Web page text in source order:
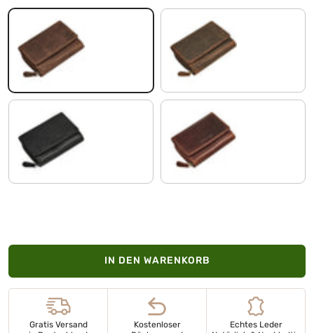
mittel - braun kreta - braun
schwarz kara - cognac
IN DEN WARENKORB
Gratis Versand
Kostenloser
Echtes Leder